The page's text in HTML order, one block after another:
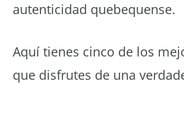
autenticidad quebequense.
Aquí tienes cinco de los
que disfrutes de una